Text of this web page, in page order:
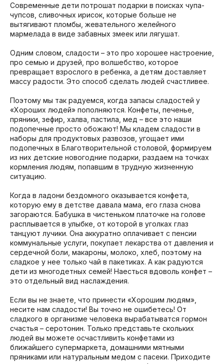
Современные дети потрошат подарки в поисках чупа-
чупсов, сливочных ирисок, которые больше не
вытягивают пломбы, жевательного желейного
мармелада в виде забавных змеек или лягушат.
Одним словом, сладости – это про хорошее настроение,
про семью и друзей, про волшебство, которое
превращает взрослого в ребенка, а детям доставляет
массу радости. Это способ сделать людей счастливее.
Поэтому мы так радуемся, когда запасы сладостей у
«Хороших людей» пополняются. Конфеты, печенье,
пряники, зефир, халва, пастила, мед – все это наши
подопечные просто обожают! Мы кладем сладости в
наборы для продуктовых развозов, угощает ими
подопечных в Благотворительной столовой, формируем
из них детские новогодние подарки, раздаем на точках
кормления людям, попавшим в трудную жизненную
ситуацию.
Когда в ладони бездомного оказывается конфета,
которую ему в детстве давала мама, его глаза снова
загораются. Бабушка в чистеньком платочке на голове
расплывается в улыбке, от которой в уголках глаз
танцуют лучики. Она аккуратно оплачивает с пенсии
коммунальные услуги, покупает лекарства от давления и
сердечной боли, макароны, молоко, хлеб, поэтому на
сладкое у нее только чай в пакетиках. А как радуются
дети из многодетных семей! Наесться вдоволь конфет –
это отдельный вид наслаждения.
Если вы не знаете, что принести «Хорошим людям»,
несите нам сладости! Вы точно не ошибетесь! От
сладкого в организме человека вырабатыватся гормон
счастья – серотонин. Только представьте скольких
людей вы можете осчастливить конфетами из
ближайшего супермаркета, домашними мятными
пряниками или натуральным медом с пасеки. Приходите